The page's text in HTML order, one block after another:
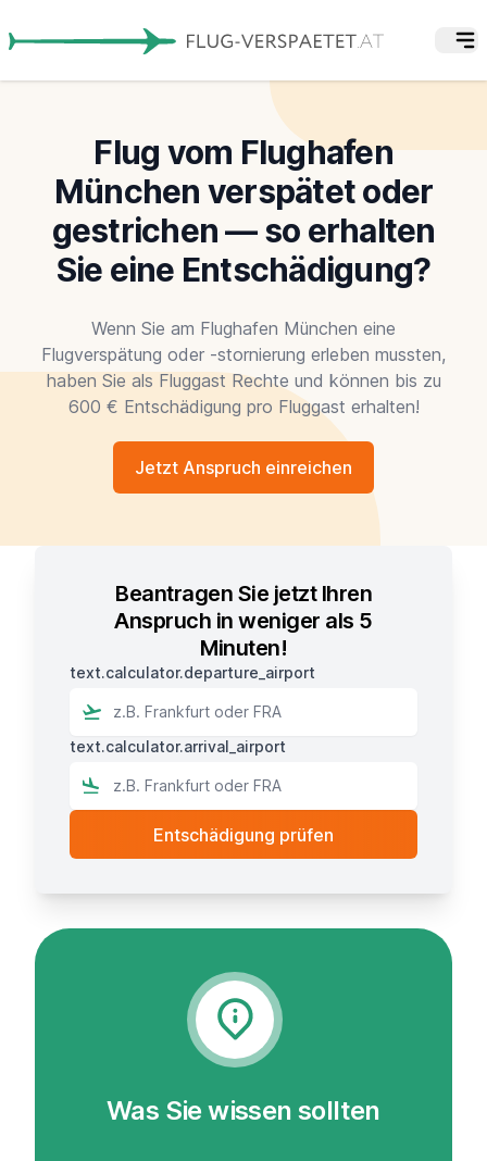
Flug vom Flughafen
München verspätet oder
gestrichen — so erhalten
Sie eine Entschädigung?
Wenn Sie am Flughafen München eine
Flugverspätung oder -stornierung erleben mussten,
haben Sie als Fluggast Rechte und können bis zu
600 € Entschädigung pro Fluggast erhalten!
Jetzt Anspruch einreichen
Beantragen Sie jetzt Ihren
Anspruch in weniger als 5
Minuten!
text.calculator.departure_airport
text.calculator.arrival_airport
Was Sie wissen sollten